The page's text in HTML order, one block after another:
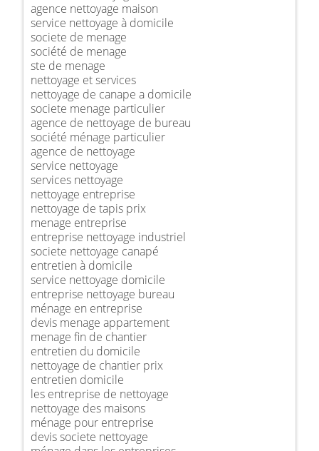
agence nettoyage maison
service nettoyage à domicile
societe de menage
société de menage
ste de menage
nettoyage et services
nettoyage de canape a domicile
societe menage particulier
agence de nettoyage de bureau
société ménage particulier
agence de nettoyage
service nettoyage
services nettoyage
nettoyage entreprise
nettoyage de tapis prix
menage entreprise
entreprise nettoyage industriel
societe nettoyage canapé
entretien à domicile
service nettoyage domicile
entreprise nettoyage bureau
ménage en entreprise
devis menage appartement
menage fin de chantier
entretien du domicile
nettoyage de chantier prix
entretien domicile
les entreprise de nettoyage
nettoyage des maisons
ménage pour entreprise
devis societe nettoyage